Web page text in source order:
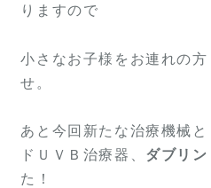
りますので
小さなお子様をお連れの
せ。
あと今回新たな治療機械
ドＵＶＢ治療器、 ダブリン
た！